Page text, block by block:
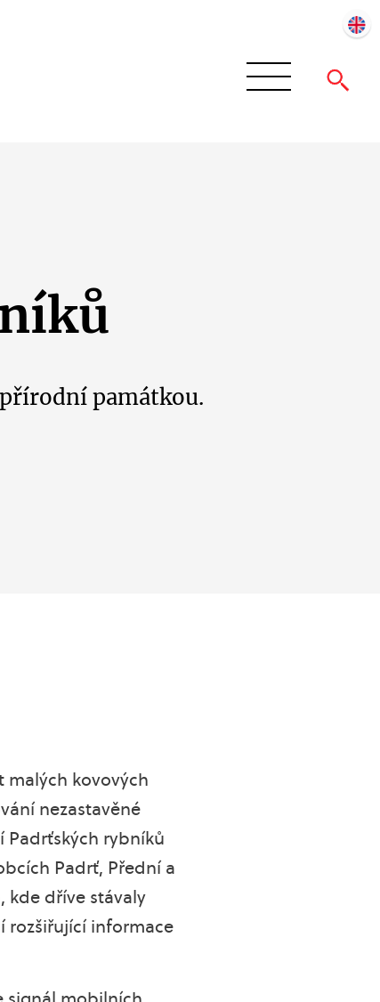
památkou.
malých kovových
nezastavěné
Padrťských rybníků
Padrť, Přední a
kde dříve stávaly
rozšiřující informace